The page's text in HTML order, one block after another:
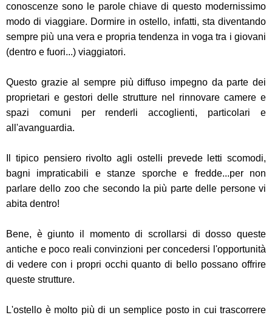
conoscenze sono le parole chiave di questo modernissimo
modo di viaggiare. Dormire in ostello, infatti, sta diventando
sempre più una vera e propria tendenza in voga tra i giovani
(dentro e fuori...) viaggiatori.
Questo grazie al sempre più diffuso impegno da parte dei
proprietari e gestori delle strutture nel rinnovare camere e
spazi comuni per renderli accoglienti, particolari e
all'avanguardia.
Il tipico pensiero rivolto agli ostelli prevede letti scomodi,
bagni impraticabili e stanze sporche e fredde...per non
parlare dello zoo che secondo la più parte delle persone vi
abita dentro!
Bene, è giunto il momento di scrollarsi di dosso queste
antiche e poco reali convinzioni per concedersi l'opportunità
di vedere con i propri occhi quanto di bello possano offrire
queste strutture.
L'ostello è molto più di un semplice posto in cui trascorrere